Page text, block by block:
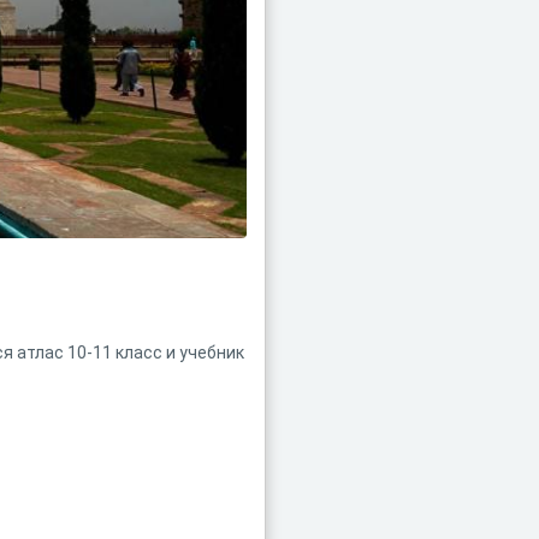
атлас 10-11 класс и учебник